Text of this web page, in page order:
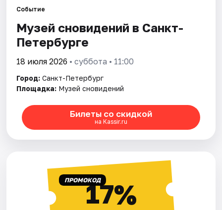
Города
Площадки
Рейтинги
Событие
Музей сновидений в Санкт-
Петербурге
18 июля 2026 • суббота • 11:00
Город: Санкт-Петербург
Площадка: Музей сновидений
Билеты со скидкой
на Kassir.ru
ПРОМОКОД17%